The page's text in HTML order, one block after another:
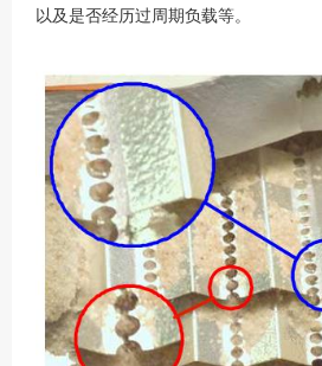
以及是否经历过周期负载等。